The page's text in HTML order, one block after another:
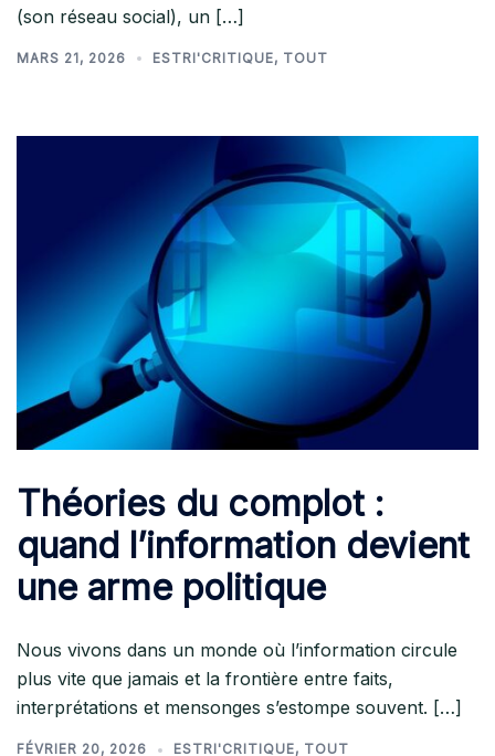
(son réseau social), un […]
MARS 21, 2026 ESTRI'CRITIQUE, TOUT
Théories du complot :
quand l’information devient
une arme politique
Nous vivons dans un monde où l’information circule
plus vite que jamais et la frontière entre faits,
interprétations et mensonges s’estompe souvent. […]
FÉVRIER 20, 2026 ESTRI'CRITIQUE, TOUT